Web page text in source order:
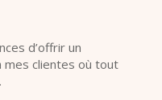
d’offrir un
clientes où tout